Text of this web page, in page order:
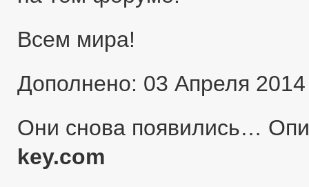
Всем мира!
Дополнено: 03 Апреля 2014
Они снова появились…
key.com